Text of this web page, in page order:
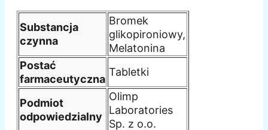
Substancja
czynna
Bromek
glikopironiowy,
Melatonina
Postać
farmaceutyczna
Tabletki
Podmiot
odpowiedzialny
Olimp
Laboratories
Sp. z o.o.